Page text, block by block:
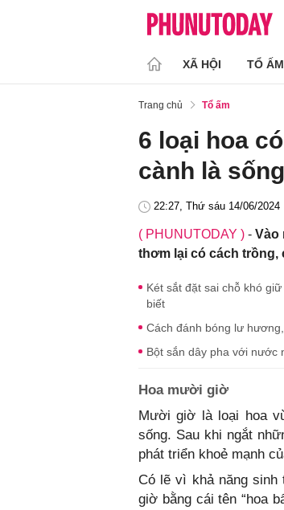
XÃ HỘI TỔ ẤM
Trang chủ Tổ ấm
6 loại hoa
cành là
22:27, Thứ sáu 14/06/2024
( PHUNUTODAY ) - Vào
thơm lại có cách trồng,
Két sắt đặt sai chỗ khó
biết
Cách đánh bóng lư
Bột sắn dây pha với nước
Hoa mười giờ
Mười giờ là loại hoa
sống. Sau khi ngắt
phát triển khoẻ mạnh
Có lẽ vì khả năng sinh
giờ bằng cái tên “hoa